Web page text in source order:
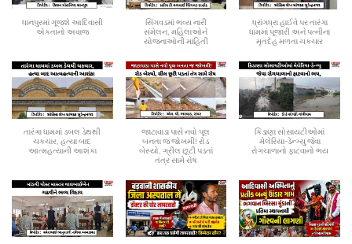
ધાનપુરમાં ગૂંજશે આદિવાસી
એકતાનો અવાજ
સિંગવડમાં ભવ્ય નારી
સંમેલન, મહિલાઓને
યોજનાઓની માહિતી
ધ્રાંગધ્રા હાઈવે પર તારંગા
ધામમાં પૂજારી અને પત્નીના
મૃતદેહ મળતા ચકચાર
તારંગા ધામમાં ડબલ ડેથથી
ચકચાર, હત્યા બાદ
આત્મહત્યાની આશંકા
જાટાવાડા પાસે નવો પૂલ
બનતા જ જોખમી! રોડ
બેસ્યો, ગ્રીલ છૂટી પડતાં
તંત્ર સામે રોષ
કિડાણા સોસાયટીઓમાં
મેલેરિયા-ડેન્ગ્યુ જેવા
રોગચાળાનો ફાટવાનો ભય